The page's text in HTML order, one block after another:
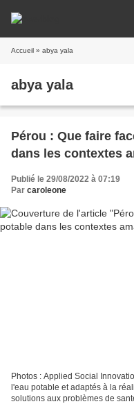
Accueil » abya yala
abya yala
Pérou : Que faire
dans les contextes
Publié le 29/08/2022 à 07:19
Par caroleone
Photos : Applied Social
l'eau potable et adaptés à la
solutions aux problèmes de